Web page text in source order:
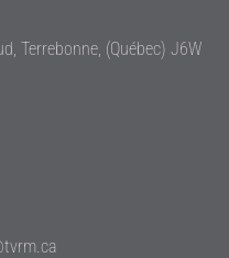
Terrebonne, (Québec) J6W